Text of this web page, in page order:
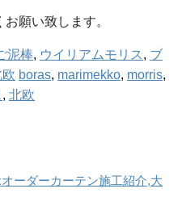
願い致します。
泥棒, ウイリアムモリス , ブ
boras, marimekko, morris,
, 北欧
ーダーカーテン施工紹介,大